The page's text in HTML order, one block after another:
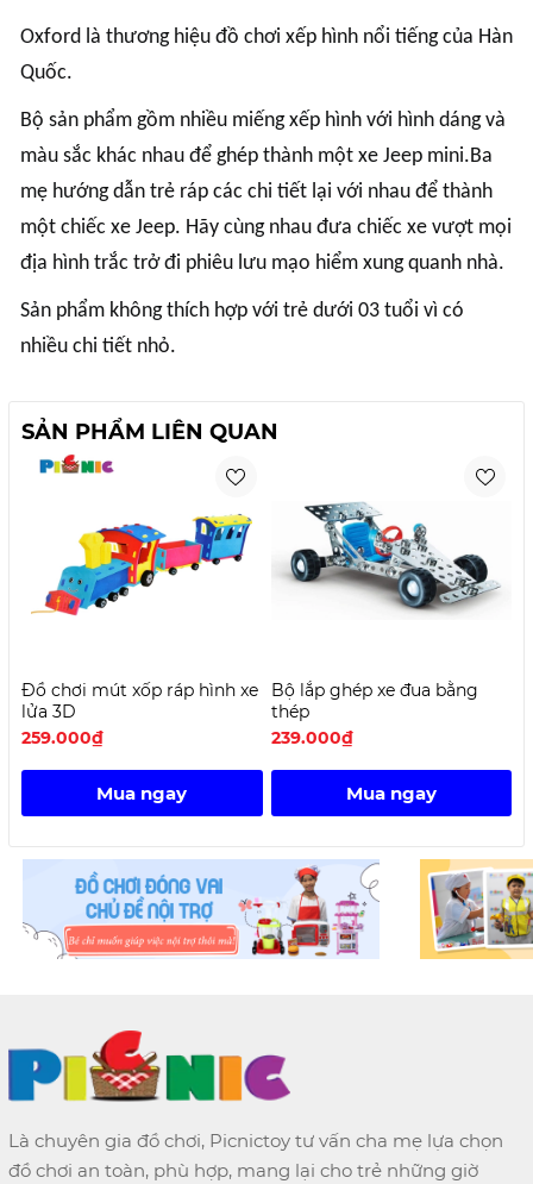
Oxford là thương hiệu đồ chơi xếp hình nổi tiếng của Hàn
Quốc.
Bộ sản phẩm gồm nhiều miếng xếp hình với hình dáng và
màu sắc khác nhau để ghép thành một xe Jeep mini.Ba
mẹ hướng dẫn trẻ ráp các chi tiết lại với nhau để thành
một chiếc xe Jeep. Hãy cùng nhau đưa chiếc xe vượt mọi
địa hình trắc trở đi phiêu lưu mạo hiểm xung quanh nhà.
Sản phẩm không thích hợp với trẻ dưới 03 tuổi vì có
nhiều chi tiết nhỏ.
SẢN PHẨM LIÊN QUAN
Đồ chơi mút xốp ráp hình xe
lửa 3D
259.000₫
Mua ngay
Bộ lắp ghép xe đua bằng
thép
239.000₫
Mua ngay
Là chuyên gia đồ chơi, Picnictoy tư vấn cha mẹ lựa chọn
đồ chơi an toàn, phù hợp, mang lại cho trẻ những giờ